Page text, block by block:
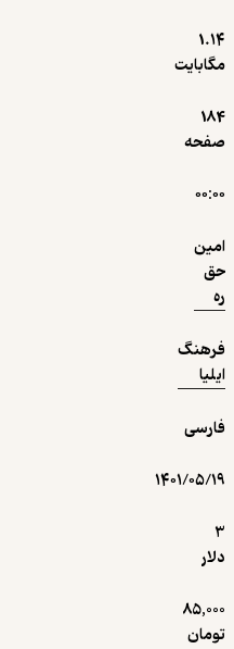
1.۱۴
مگابایت
184
صفحه
۰۰:۰۰
امین
حق
فرهنگ
ایلیا
فارسی
۱۴۰۱/۰۵/۱۹
دلار
85,000
تومان